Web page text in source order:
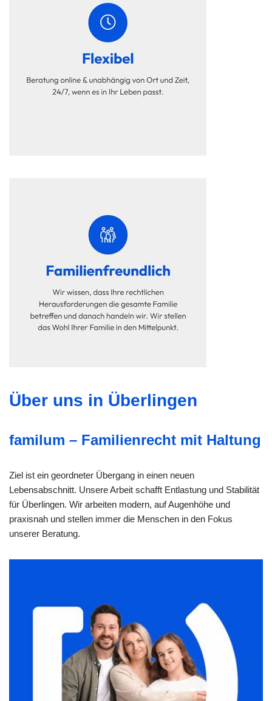
Über uns in Überlingen
familum – Familienrecht mit Haltung
Ziel ist ein geordneter Übergang in einen neuen
Lebensabschnitt. Unsere Arbeit schafft Entlastung und Stabilität
für Überlingen. Wir arbeiten modern, auf Augenhöhe und
praxisnah und stellen immer die Menschen in den Fokus
unserer Beratung.